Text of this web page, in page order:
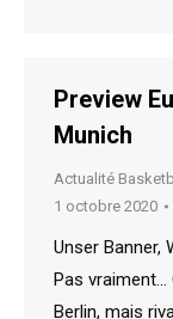
Preview
Munich
Actualité
1 octobre 2020
Unser Banner,
Pas vraiment…
Berlin, mais